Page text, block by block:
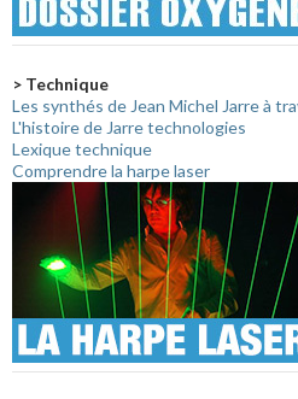
> Technique
Les synthés de Jean Michel Jarre à
L'histoire de Jarre technologies
Lexique technique
Comprendre la harpe laser